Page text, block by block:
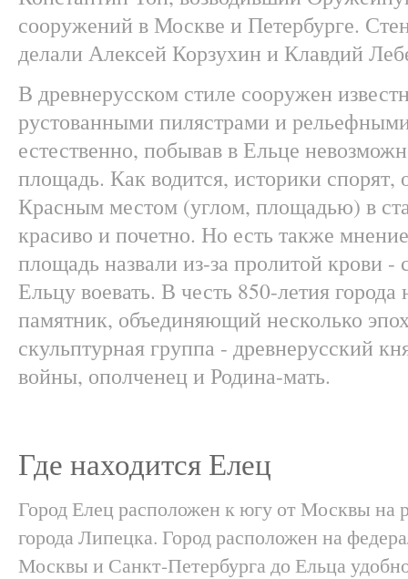
сооружений в Москве и Петербурге.
делали Алексей Корзухин и Клавдий
В древнерусском стиле сооружен
рустованными пилястрами и
естественно, побывав в Ельце
площадь. Как водится, историки спорят,
Красным местом (углом, площадью) в
красиво и почетно. Но есть также
площадь назвали из-за пролитой крови
Ельцу воевать. В честь 850-летия
памятник, объединяющий несколько
скульптурная группа - древнерусский
войны, ополченец и Родина-мать.
Где находится Елец
Город Елец расположен к югу от Москвы на
города Липецка. Город расположен на
Москвы и Санкт-Петербурга до Ельца